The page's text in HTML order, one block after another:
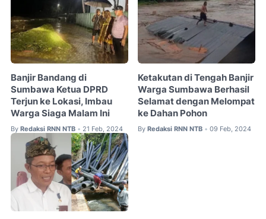
Banjir Bandang di
Sumbawa Ketua DPRD
Terjun ke Lokasi, Imbau
Warga Siaga Malam Ini
By Redaksi RNN NTB • 21 Feb, 2024
Ketakutan di Tengah Banjir
Warga Sumbawa Berhasil
Selamat dengan Melompat
ke Dahan Pohon
By Redaksi RNN NTB • 09 Feb, 2024